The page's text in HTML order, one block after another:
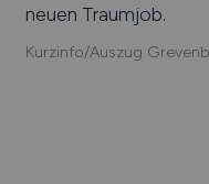
neuen Traumjob.
Kurzinfo/Auszug